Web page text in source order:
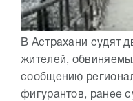
В Астрахани судят
жителей,
сообщению
фигурантов, ранее